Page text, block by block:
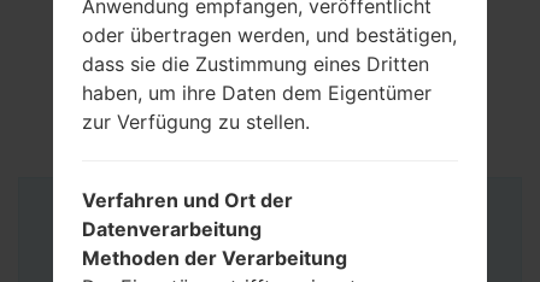
Anleitung
Anwendung empfangen, veröffentlicht
oder übertragen werden, und bestätigen,
dass sie die Zustimmung eines Dritten
haben, um ihre Daten dem Eigentümer
zur Verfügung zu stellen.
Verfahren und Ort der
Datenverarbeitung
Methoden der Verarbeitung